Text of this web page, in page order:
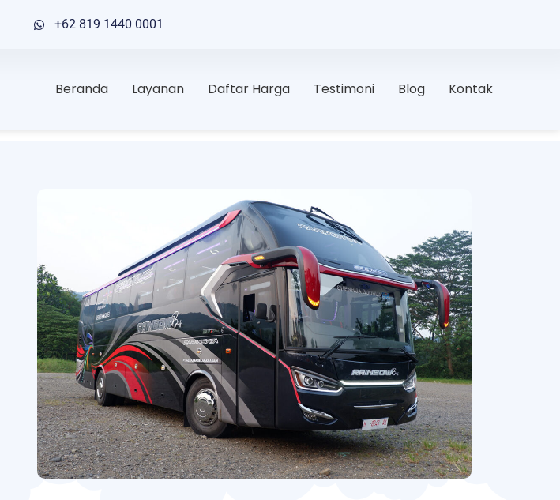
+62 819 1440 0001
Beranda Layanan Daftar Harga Testimoni Blog Kontak